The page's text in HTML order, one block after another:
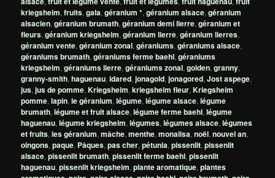
kriegsheim,fruits,gala,géranium *,géranium alsace,géranium
alsacien,géranium brumath,géranium demi lierre,géranium et
fleurs,géranium kriegsheim,géranium lierre,géranium lierres,
géranium vente,géranium zonal,géraniums,géraniums alsace,
géraniums brumath,géraniums ferme baehl,géraniums
kriegsheim,géraniums lierre,géraniums zonal,golden,granny,
granny-smith,haguenau,idared,jonagold,jonagored,Jost aspege,
jus,jus de pomme,Kriegsheim,kriegsheim fleur,Kriegsheim
pomme,lapin,le géranium,légume,légume alsace,légume
brumath,légume et fruit alsace,légume ferme baehl,légume
haguenau,légume kriegsheim,légumes,légumes alsace,légumes
et fruits,les géranium,mâche,menthe,monalisa,noël,nouvel an,
oingons,paque, Pâques,pas cher,pétunia,pissenlit,pissenlit
alsace,pissenlit brumath,pissenlit ferme baehl,pissenlit
haguenau,pissenlit kriegsheim,plante aromatique,plantes